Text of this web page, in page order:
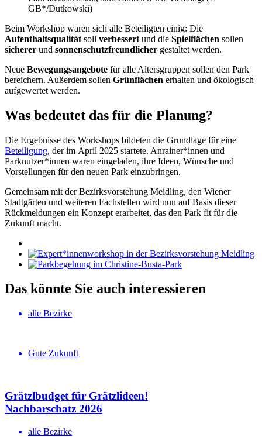
GB*/Dutkowski)
Beim Workshop waren sich alle Beteiligten einig: Die
Aufenthaltsqualität soll verbessert und die Spielflächen sollen
sicherer und sonnenschutzfreundlicher gestaltet werden.
Neue Bewegungsangebote für alle Altersgruppen sollen den Park
bereichern. Außerdem sollen Grünflächen erhalten und ökologisch
aufgewertet werden.
Was bedeutet das für die Planung?
Die Ergebnisse des Workshops bildeten die Grundlage für eine
Beteiligung, der im April 2025 startete. Anrainer*innen und
Parknutzer*innen waren eingeladen, ihre Ideen, Wünsche und
Vorstellungen für den neuen Park einzubringen.
Gemeinsam mit der Bezirksvorstehung Meidling, den Wiener
Stadtgärten und weiteren Fachstellen wird nun auf Basis dieser
Rückmeldungen ein Konzept erarbeitet, das den Park fit für die
Zukunft macht.
Das könnte Sie auch interessieren
alle Bezirke
Gute Zukunft
Grätzlbudget für Grätzlideen!
Nachbar­schatz 2026
alle Bezirke